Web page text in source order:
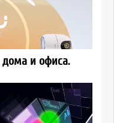
и офиса.